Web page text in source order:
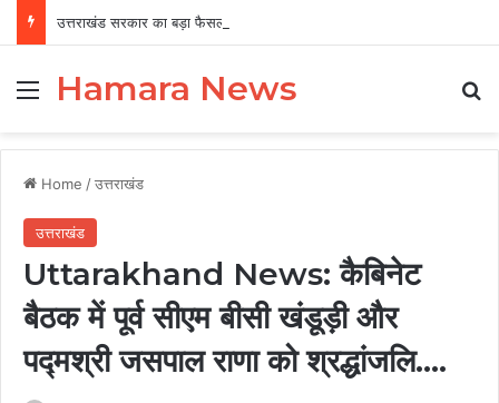
MenuHamara News
Home /उत्तराखंड
उत्तराखंड
Uttarakhand News: कैबिनेट
बैठक में पूर्व सीएम बीसी खंडूड़ी और
पद्मश्री जसपाल राणा को श्रद्धांजलि….